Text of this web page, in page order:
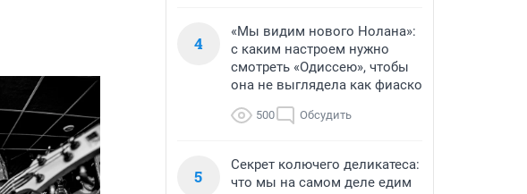
4
«Мы видим нового Нолана»:
с каким настроем нужно
смотреть «Одиссею», чтобы
она не выглядела как фиаско
500 Обсудить
5
Секрет колючего деликатеса:
что мы на самом деле едим